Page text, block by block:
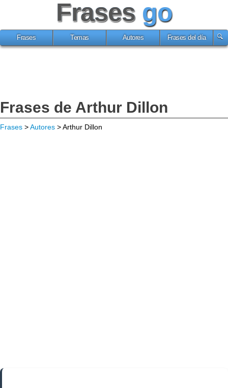
Frases go
Frases Temas Autores Frases del día
Frases de Arthur Dillon
Frases >Autores > Arthur Dillon